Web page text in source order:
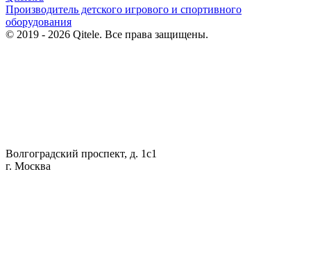
Производитель детского игрового и спортивного
оборудования
© 2019 - 2026 Qitele. Все права защищены.
Волгоградский проспект, д. 1с1
г. Москва